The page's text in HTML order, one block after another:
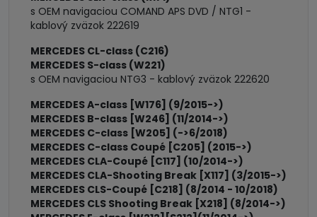
s OEM navigaciou COMAND APS DVD / NTG1 -
kablový zväzok 222619
MERCEDES CL-class (C216)
MERCEDES S-class (W221)
s OEM navigaciou NTG3 - kablový zväzok 222620
MERCEDES A-class [W176] (9/2015->)
MERCEDES B-class [W246] (11/2014->)
MERCEDES C-class [W205] (->6/2018)
MERCEDES C-class Coupé [C205] (2015->)
MERCEDES CLA-Coupé [C117] (10/2014->)
MERCEDES CLA-Shooting Break [X117] (3/2015->)
MERCEDES CLS-Coupé [C218] (8/2014 - 10/2018)
MERCEDES CLS Shooting Break [X218] (8/2014->)